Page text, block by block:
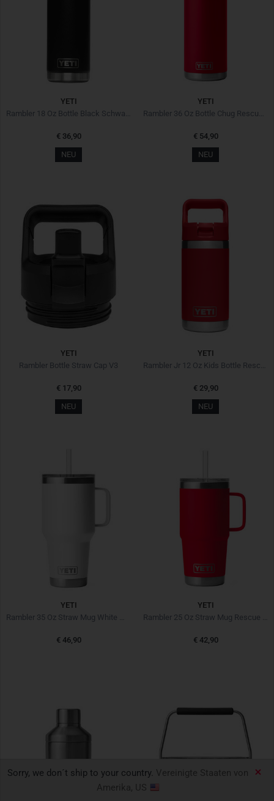
Sorry, we don´t ship to your country. Vereinigte Staaten von
Amerika, US
YETI
€ 36,90
NEU
YETI
€ 54,90
NEU
YETI
Rambler Bottle Straw Cap V3
€ 17,90
NEU
YETI
€ 29,90
NEU
YETI
Rambler 35 Oz Straw Mug White Weiss
€ 46,90
YETI
Rambler 25 Oz Straw Mug Rescue Red
€ 42,90